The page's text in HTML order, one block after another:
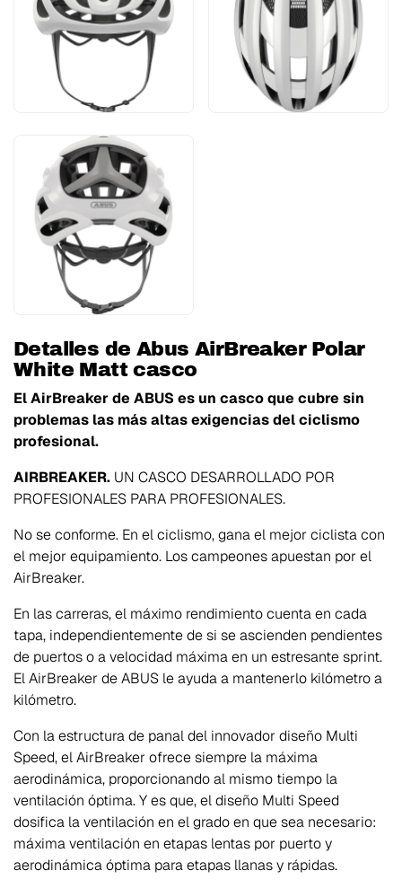
Detalles de Abus AirBreaker Polar
White Matt casco
El AirBreaker de ABUS es un casco que cubre sin
problemas las más altas exigencias del ciclismo
profesional.
AIRBREAKER. UN CASCO DESARROLLADO POR
PROFESIONALES PARA PROFESIONALES.
No se conforme. En el ciclismo, gana el mejor ciclista con
el mejor equipamiento. Los campeones apuestan por el
AirBreaker.
En las carreras, el máximo rendimiento cuenta en cada
tapa, independientemente de si se ascienden pendientes
de puertos o a velocidad máxima en un estresante sprint.
El AirBreaker de ABUS le ayuda a mantenerlo kilómetro a
kilómetro.
Con la estructura de panal del innovador diseño Multi
Speed, el AirBreaker ofrece siempre la máxima
aerodinámica, proporcionando al mismo tiempo la
ventilación óptima. Y es que, el diseño Multi Speed
dosifica la ventilación en el grado en que sea necesario:
máxima ventilación en etapas lentas por puerto y
aerodinámica óptima para etapas llanas y rápidas.